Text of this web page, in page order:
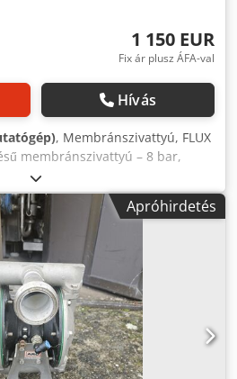
1 150 EUR
Fix ár plusz ÁFA-val
Hívás
, Membránszivattyú, FLUX
membránszivattyú – 8 bar,
(garancia nélkül) Gyártó:
gyártva) Típus:
/ alkatrészszám: 15663 Max.
– 175 l/perc Max. üzemi nyomás
Aajpfx Ailokr Ház anyaga:
/ tömítés anyaga: PTFE /
méret: 1" (DN 25)
Apróhirdetés